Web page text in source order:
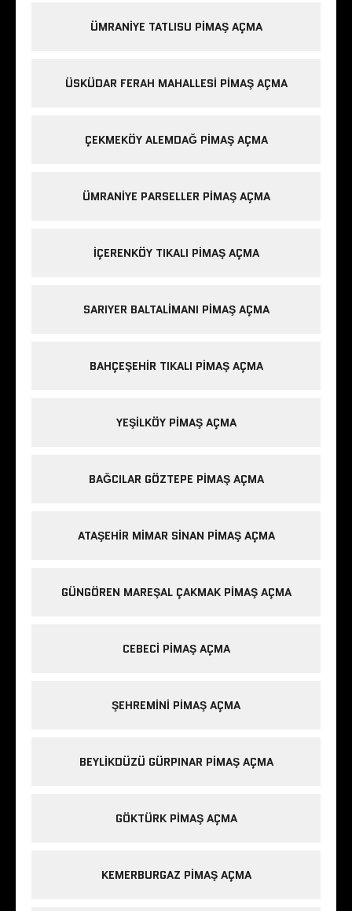
ÜMRANIYE TATLISU PIMAŞ AÇMA
ÜSKÜDAR FERAH MAHALLESI PIMAŞ AÇMA
ÇEKMEKÖY ALEMDAĞ PIMAŞ AÇMA
ÜMRANIYE PARSELLER PIMAŞ AÇMA
IÇERENKÖY TIKALI PIMAŞ AÇMA
SARIYER BALTALIMANI PIMAŞ AÇMA
BAHÇEŞEHIR TIKALI PIMAŞ AÇMA
YEŞILKÖY PIMAŞ AÇMA
BAĞCILAR GÖZTEPE PIMAŞ AÇMA
ATAŞEHIR MIMAR SINAN PIMAŞ AÇMA
GÜNGÖREN MAREŞAL ÇAKMAK PIMAŞ AÇMA
CEBECI PIMAŞ AÇMA
ŞEHREMINI PIMAŞ AÇMA
BEYLIKDÜZÜ GÜRPINAR PIMAŞ AÇMA
GÖKTÜRK PIMAŞ AÇMA
KEMERBURGAZ PIMAŞ AÇMA